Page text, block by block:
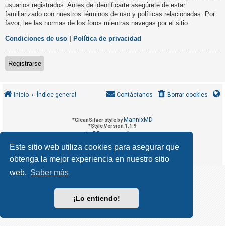
Este sitio web utiliza cookies para asegurar que
obtenga la mejor experiencia en nuestro sitio
web. Saber más
¡Lo entiendo!
R
e
i
s
t
a
T
e
s
usuarios registrados. Antes de identificarte asegúrete de estar
familiarizado con nuestros términos de uso y políticas relacionadas. Por
favor, lee las normas de los foros mientras navegas por el sitio.
Condiciones de uso Política de privacidad
Registrarse
Inicio Índice general Borrar cookies
Contáctanos
*CleanSilver style by MannixMD
*Style Version 1.1.9
phpBB
Traducción al español porphpBB España
Privacidad| Condiciones